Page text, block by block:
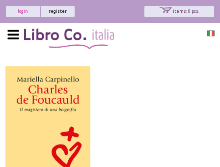
items: 0 pcs.
register
login